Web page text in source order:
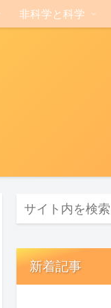
非科学と科学
新着記事